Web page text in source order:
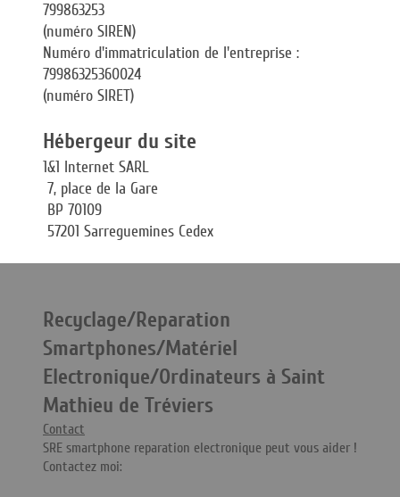
799863253
(numéro SIREN)
Numéro d'immatriculation de l'entreprise :
79986325360024
(numéro SIRET)
Hébergeur du site
1&1 Internet SARL
7, place de la Gare
BP 70109
57201 Sarreguemines Cedex
Recyclage/Reparation
Smartphones/Matériel
Electronique/Ordinateurs à Saint
Mathieu de Tréviers
Contact
SRE smartphone reparation electronique peut vous aider !
Contactez moi: